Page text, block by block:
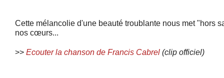
Cette mélancolie d'une beauté troublante nous met "hors
nos cœurs...
>> Ecouter la chanson de Francis Cabrel (clip officiel)